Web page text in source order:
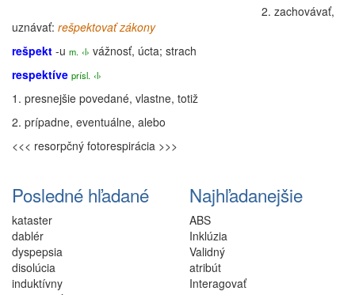
2. zachovávať,
uznávať: rešpektovať zákony
rešpekt -u m. ‹l› vážnosť, úcta; strach
respektíve prísl. ‹l›
1. presnejšie povedané, vlastne, totiž
2. prípadne, eventuálne, alebo
<<< resorpčný fotorespirácia >>>
Posledné hľadané
kataster
dablér
dyspepsia
disolúcia
induktívny
Najhľadanejšie
ABS
Inklúzia
Validný
atribút
Interagovať